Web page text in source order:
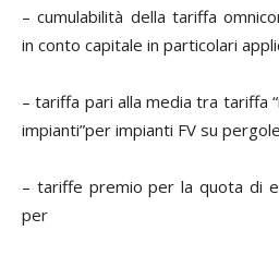
– cumulabilità della tariffa
in conto capitale in particolari
– tariffa pari alla media tra tariffa
impianti”per impianti FV su
– tariffe premio per la quota di
per